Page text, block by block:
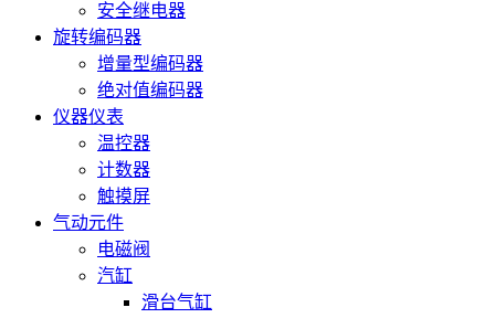
安全继电器
旋转编码器
增量型编码器
绝对值编码器
仪器仪表
温控器
计数器
触摸屏
气动元件
电磁阀
汽缸
滑台气缸